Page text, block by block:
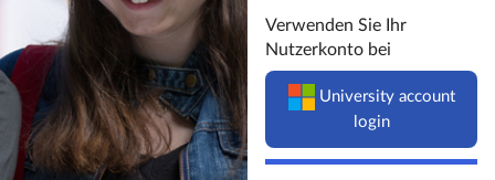
Verwenden Sie Ihr
Nutzerkonto bei
University account
login